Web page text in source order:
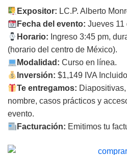
Expositor: LC.P. Alberto
Fecha del evento:Jueves 11
Horario: Ingreso 3:45 pm,
(horario del centro de México).
Modalidad: Curso en línea.
Inversión:$1,149 IVA
Te entregamos:
nombre, casos prácticos y
evento.
Facturación: Emitimos tu